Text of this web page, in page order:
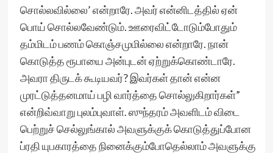
சொல்லவில்லை’ என்றாரே. அவர் என்னிடத்தில் ஏன்
பொய் சொல்லவேண்டும். ஊரைவிட்டோடும்போதும்
தம்மிடம் பணம் கொஞ்சமுமில்லை என்றாரே. நான்
கொடுத்த ரூபாயை அன்புடன் ஏற்றுக்கொண்டாரே.
அவரா திருடக் கூடியவர்? இவர்கள் தான் என்ன
முரட்டுத்தனமாய் பழி வார்த்தை சொல்லுகிறார்கள்”
என்றிவ்வாறு புலம்புவாள். ஸுந்தரம் அவளிடம் விடை
பெற்றுச் செல்லுங்கால் அவளுக்குக் கொடுத்துப்போன
ப்ரதி யுபகாரத்தை நினைக்கும்போதெல்லாம் அவளுக்கு